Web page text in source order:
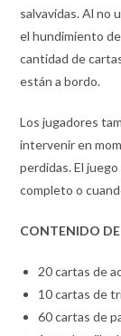
salvavidas. Al no
el hundimiento
cantidad de
están a bordo.
Los jugadores
intervenir en
perdidas. El
completo o
CONTENIDO
20 cartas de
10 cartas de
60 cartas de